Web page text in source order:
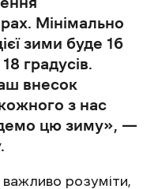
Мінімально
зими буде 16
градусів.
внесок
з нас
цю зиму», —
розуміти,